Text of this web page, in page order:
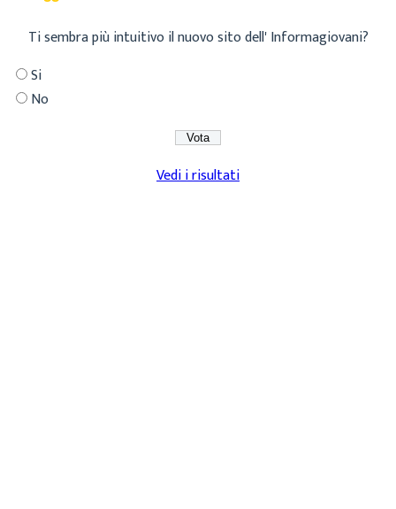
Ti sembra più intuitivo il nuovo sito dell' Informagiovani?
Si
No
Vedi i risultati